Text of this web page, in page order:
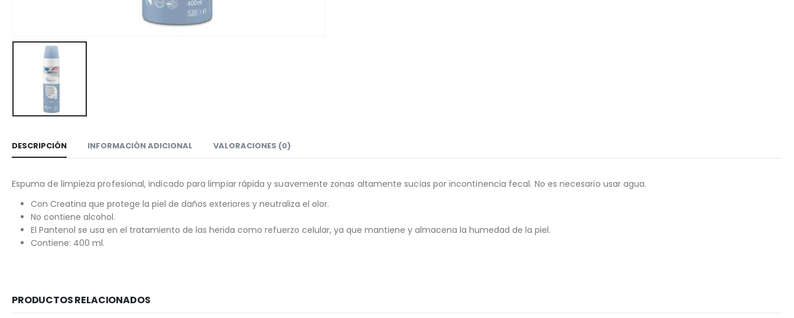
DESCRIPCIÓN INFORMACIÓN ADICIONAL VALORACIONES (0)
Espuma de limpieza profesional, indicado para limpiar rápida y suavemente zonas altamente sucias por incontinencia fecal. No es necesario usar agua.
Con Creatina que protege la piel de daños exteriores y neutraliza el olor.
No contiene alcohol.
El Pantenol se usa en el tratamiento de las herida como refuerzo celular, ya que mantiene y almacena la humedad de la piel.
Contiene: 400 ml.
PRODUCTOS RELACIONADOS